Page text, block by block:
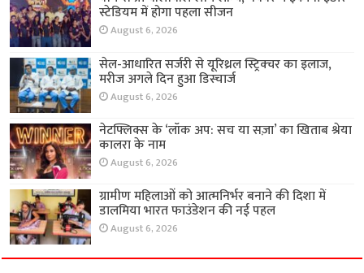
स्टेडियम में होगा पहला सीजन
August 6, 2026
सेल-आधारित सर्जरी से यूरिथ्रल स्ट्रिक्चर का इलाज,
मरीज अगले दिन हुआ डिस्चार्ज
August 6, 2026
नेटफ्लिक्स के ‘लॉक अप: सच या सज़ा’ का खिताब श्रेया
कालरा के नाम
August 6, 2026
ग्रामीण महिलाओं को आत्मनिर्भर बनाने की दिशा में
डालमिया भारत फाउंडेशन की नई पहल
August 6, 2026